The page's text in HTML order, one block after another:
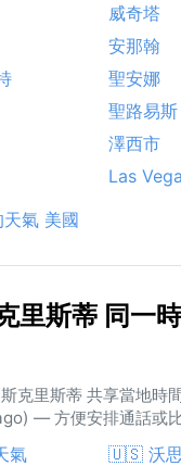
威奇塔
安那翰
聖安娜
聖路易斯
澤西市
Las
氣 美國
里斯蒂 同一
克里斯蒂 共享當地時
— 方便安排通話或比
氣 🇺🇸 沃思